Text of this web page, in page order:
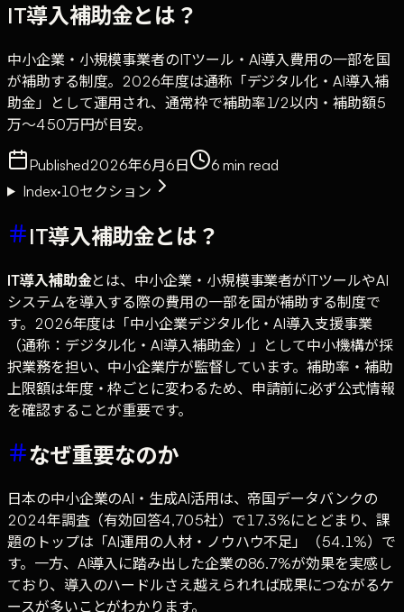
IT導入補助金とは？
中小企業・小規模事業者のITツール・AI導入費用の一部を国
が補助する制度。2026年度は通称「デジタル化・AI導入補
助金」として運用され、通常枠で補助率1/2以内・補助額5
万〜450万円が目安。
Published2026年6月6日 6 min read
Index·10セクション
IT導入補助金とは？
IT導入補助金とは、中小企業・小規模事業者がITツールやAI
システムを導入する際の費用の一部を国が補助する制度で
す。2026年度は「中小企業デジタル化・AI導入支援事業
（通称：デジタル化・AI導入補助金）」として中小機構が採
択業務を担い、中小企業庁が監督しています。補助率・補助
上限額は年度・枠ごとに変わるため、申請前に必ず公式情報
を確認することが重要です。
なぜ重要なのか
日本の中小企業のAI・生成AI活用は、帝国データバンクの
2024年調査（有効回答4,705社）で17.3%にとどまり、課
題のトップは「AI運用の人材・ノウハウ不足」（54.1%）で
す。一方、AI導入に踏み出した企業の86.7%が効果を実感し
ており、導入のハードルさえ越えられれば成果につながるケ
ースが多いことがわかります。